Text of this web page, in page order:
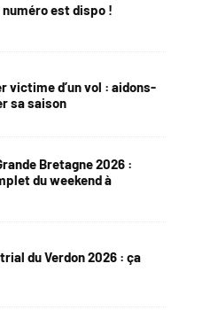
numéro est dispo !
victime d’un vol : aidons-
sa saison
Bretagne 2026 :
du weekend à
du Verdon 2026 : ça